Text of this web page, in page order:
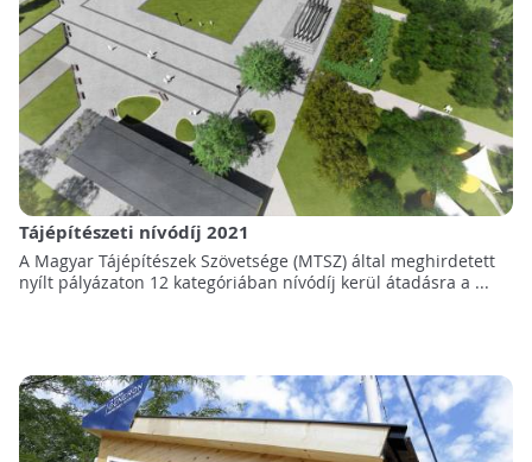
Tájépítészeti nívódíj 2021
A Magyar Tájépítészek Szövetsége (MTSZ) által meghirdetett
nyílt pályázaton 12 kategóriában nívódíj kerül átadásra a ...